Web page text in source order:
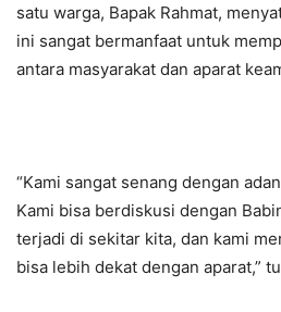
satu warga, Bapak Rahmat,
ini sangat bermanfaat untuk
antara masyarakat dan aparat
“Kami sangat senang dengan
Kami bisa berdiskusi dengan
terjadi di sekitar kita, dan kami
bisa lebih dekat dengan aparat,”